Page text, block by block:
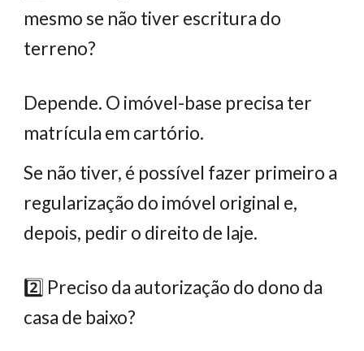
mesmo se não tiver escritura do
terreno?
Depende. O imóvel-base precisa ter
matrícula em cartório.
Se não tiver, é possível fazer primeiro a
regularização do imóvel original e,
depois, pedir o direito de laje.
2️⃣ Preciso da autorização do dono da
casa de baixo?